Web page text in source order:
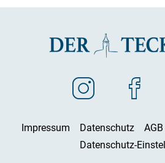
Impressum Datenschutz AGB
Datenschutz-